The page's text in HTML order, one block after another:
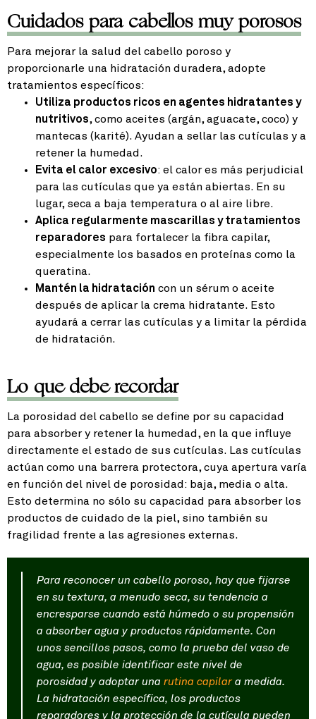
Cuidados para cabellos muy porosos
Para mejorar la salud del cabello poroso y
proporcionarle una hidratación duradera, adopte
tratamientos específicos:
Utiliza productos ricos en agentes hidratantes y
nutritivos, como aceites (argán, aguacate, coco) y
mantecas (karité). Ayudan a sellar las cutículas y a
retener la humedad.
Evita el calor excesivo: el calor es más perjudicial
para las cutículas que ya están abiertas. En su
lugar, seca a baja temperatura o al aire libre.
Aplica regularmente mascarillas y tratamientos
reparadores para fortalecer la fibra capilar,
especialmente los basados en proteínas como la
queratina.
Mantén la hidratación con un sérum o aceite
después de aplicar la crema hidratante. Esto
ayudará a cerrar las cutículas y a limitar la pérdida
de hidratación.
Lo que debe recordar
La porosidad del cabello se define por su capacidad
para absorber y retener la humedad, en la que influye
directamente el estado de sus cutículas. Las cutículas
actúan como una barrera protectora, cuya apertura varía
en función del nivel de porosidad: baja, media o alta.
Esto determina no sólo su capacidad para absorber los
productos de cuidado de la piel, sino también su
fragilidad frente a las agresiones externas.
Para reconocer un cabello poroso, hay que fijarse
en su textura, a menudo seca, su tendencia a
encresparse cuando está húmedo o su propensión
a absorber agua y productos rápidamente. Con
unos sencillos pasos, como la prueba del vaso de
agua, es posible identificar este nivel de
porosidad y adoptar una rutina capilara medida.
La hidratación específica, los productos
reparadores y la protección de la cutícula pueden